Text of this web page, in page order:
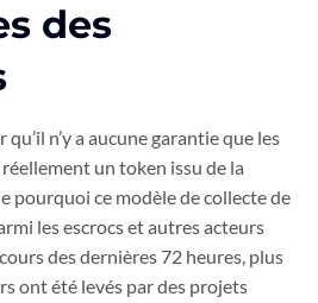
des
n’y a aucune garantie que les
un token issu de la
pourquoi ce modèle de collecte de
les escrocs et autres acteurs
des dernières 72 heures, plus
ont été levés par des projets